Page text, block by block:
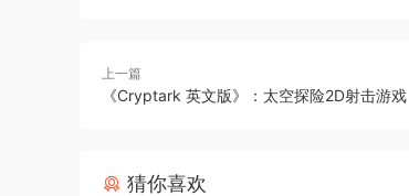
上一篇
《Cryptark 英文版》：太空探险2D射击游戏
猜你喜欢